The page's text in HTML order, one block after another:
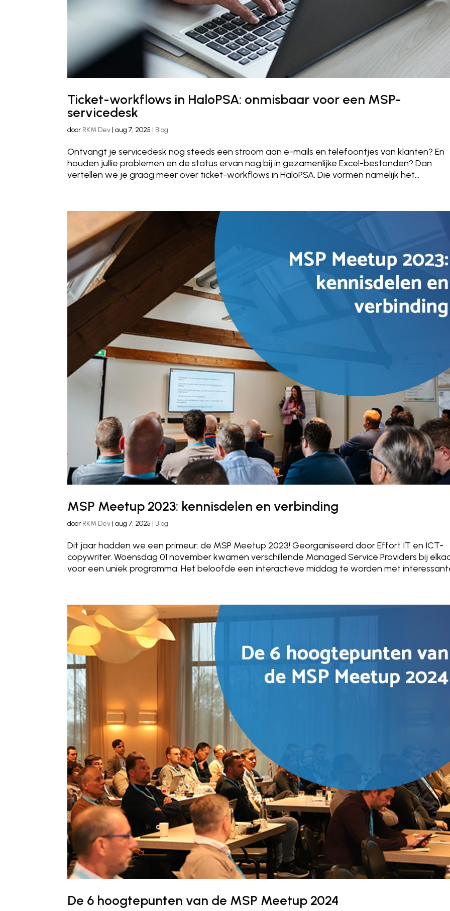
Ticket-workflows in HaloPSA: onmisbaar voor een MSP-
servicedesk
door RKM Dev |aug 7, 2025 | Blog
Ontvangt je servicedesk nog steeds een stroom aan e-mails en telefoontjes van klanten? En
houden jullie problemen en de status ervan nog bij in gezamenlijke Excel-bestanden? Dan
vertellen we je graag meer over ticket-workflows in HaloPSA. Die vormen namelijk het...
MSP Meetup 2023: kennisdelen en verbinding
door RKM Dev |aug 7, 2025 Blog
Dit jaar hadden we een primeur: de MSP Meetup 2023! Georganiseerd door Effort IT en ICT-
copywriter. Woensdag 01 november kwamen verschillende Managed Service Providers bij
voor een uniek programma. Het beloofde een interactieve middag te worden met
De 6 hoogtepunten van de MSP Meetup 2024